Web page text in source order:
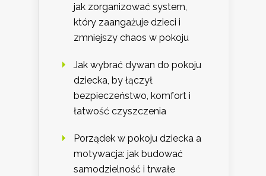
jak zorganizować system,
który zaangażuje dzieci i
zmniejszy chaos w pokoju
Jak wybrać dywan do pokoju
dziecka, by łączył
bezpieczeństwo, komfort i
łatwość czyszczenia
Porządek w pokoju dziecka a
motywacja: jak budować
samodzielność i trwałe